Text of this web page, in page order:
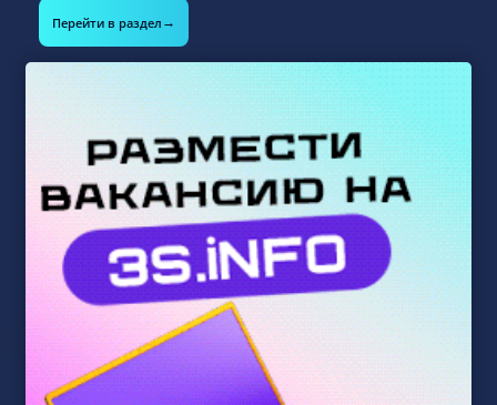
Перейти в раздел →